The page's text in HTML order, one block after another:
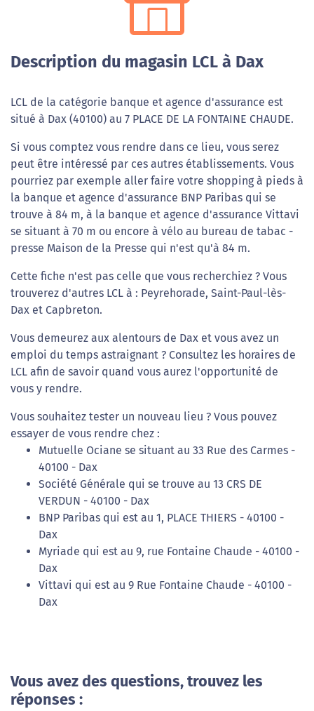
Description du magasin LCL à Dax
LCL de la catégorie banque et agence d'assurance est
situé à Dax (40100) au 7 PLACE DE LA FONTAINE CHAUDE.
Si vous comptez vous rendre dans ce lieu, vous serez
peut être intéressé par ces autres établissements. Vous
pourriez par exemple aller faire votre shopping à pieds à
la banque et agence d'assurance BNP Paribas qui se
trouve à 84 m, à la banque et agence d'assurance Vittavi
se situant à 70 m ou encore à vélo au bureau de tabac -
presse Maison de la Presse qui n'est qu'à 84 m.
Cette fiche n'est pas celle que vous recherchiez ? Vous
trouverez d'autres LCL à : Peyrehorade, Saint-Paul-lès-
Dax et Capbreton.
Vous demeurez aux alentours de Dax et vous avez un
emploi du temps astraignant ? Consultez les horaires de
LCL afin de savoir quand vous aurez l'opportunité de
vous y rendre.
Vous souhaitez tester un nouveau lieu ? Vous pouvez
essayer de vous rendre chez :
Mutuelle Ociane se situant au 33 Rue des Carmes -
40100 - Dax
Société Générale qui se trouve au 13 CRS DE
VERDUN - 40100 - Dax
BNP Paribas qui est au 1, PLACE THIERS - 40100 -
Dax
Myriade qui est au 9, rue Fontaine Chaude - 40100 -
Dax
Vittavi qui est au 9 Rue Fontaine Chaude - 40100 -
Dax
Vous avez des questions, trouvez les
réponses :